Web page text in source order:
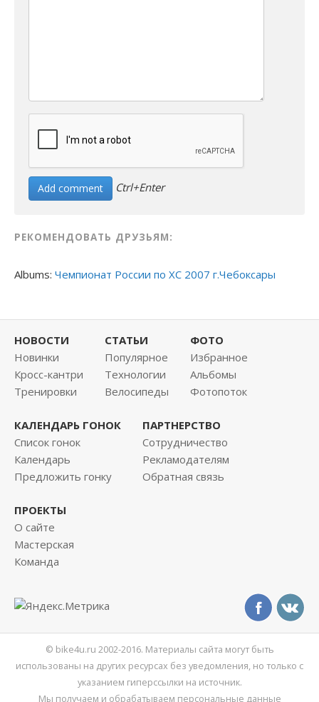
Ctrl+Enter
РЕКОМЕНДОВАТЬ ДРУЗЬЯМ:
Albums: Чемпионат России по ХС 2007 г.Чебоксары
НОВОСТИ
Новинки
Кросс-кантри
Тренировки
СТАТЬИ
Популярное
Технологии
Велосипеды
ФОТО
Избранное
Альбомы
Фотопоток
КАЛЕНДАРЬ ГОНОК
Список гонок
Календарь
Предложить гонку
ПАРТНЕРСТВО
Сотрудничество
Рекламодателям
Обратная связь
ПРОЕКТЫ
О сайте
Мастерская
Команда
© bike4u.ru 2002-2016. Материалы сайта могут быть
использованы на других ресурсах без уведомления, но только с
указанием гиперссылки на источник.
Мы получаем и обрабатываем персональные данные